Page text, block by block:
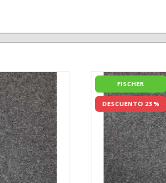
FISCHER
DESCUENTO 23 %